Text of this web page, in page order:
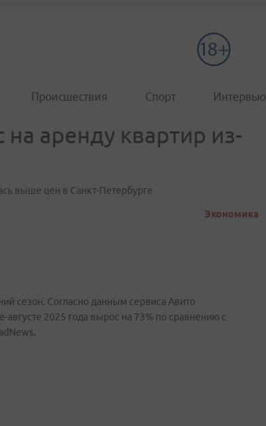
Происшествия Спорт Интервью
аренду квартир из-
выше цен в Санкт-Петербурге
Экономика
сезон. Согласно данным сервиса Авито
2025 года вырос на 73% по сравнению с